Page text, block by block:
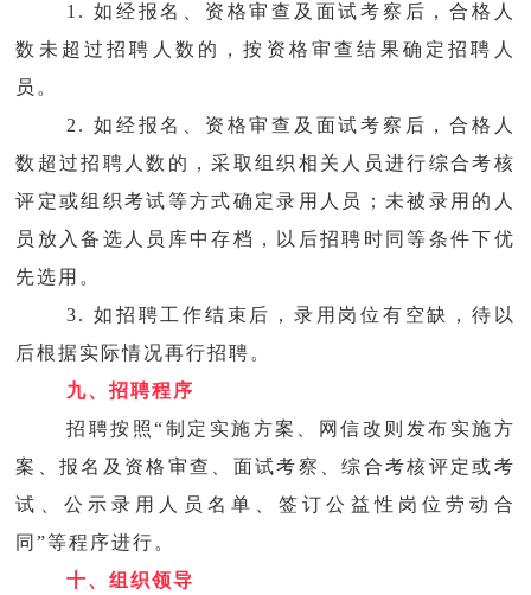
1. 如经报名、资格审查及面试考察后，合格人
数未超过招聘人数的，按资格审查结果确定招聘人
员。
2. 如经报名、资格审查及面试考察后，合格人
数超过招聘人数的，采取组织相关人员进行综合考核
评定或组织考试等方式确定录用人员；未被录用的人
员放入备选人员库中存档，以后招聘时同等条件下优
先选用。
3. 如招聘工作结束后，录用岗位有空缺，待以
后根据实际情况再行招聘。
九、招聘程序
招聘按照“制定实施方案、网信改则发布实施方
案、报名及资格审查、面试考察、综合考核评定或考
试、公示录用人员名单、签订公益性岗位劳动合
同”等程序进行。
十、组织领导